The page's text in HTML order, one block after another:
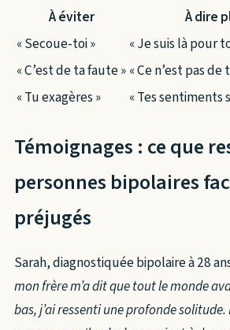
À éviter
À dire
« Secoue-toi »
« Je suis là pour
« C’est de ta faute » « Ce n’est pas de
« Tu exagères »
« Tes sentiments
Témoignages : ce que
personnes bipolaires
préjugés
Sarah, diagnostiquée bipolaire à 28
mon frère m’a dit que tout le monde
bas, j’ai ressenti une profonde